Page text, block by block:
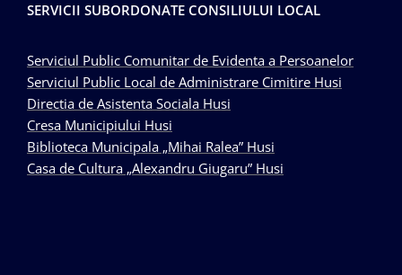
SERVICII SUBORDONATE CONSILIULUI LOCAL
Serviciul Public Comunitar de Evidenta a Persoanelor
Serviciul Public Local de Administrare Cimitire Husi
Directia de Asistenta Sociala Husi
Cresa Municipiului Husi
Biblioteca Municipala „Mihai Ralea” Husi
Casa de Cultura „Alexandru Giugaru” Husi